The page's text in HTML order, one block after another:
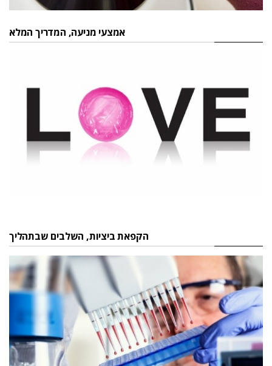
אמצעי מניעה, המדריך המלא
הקפאת ביציות, השלבים שבתהליך